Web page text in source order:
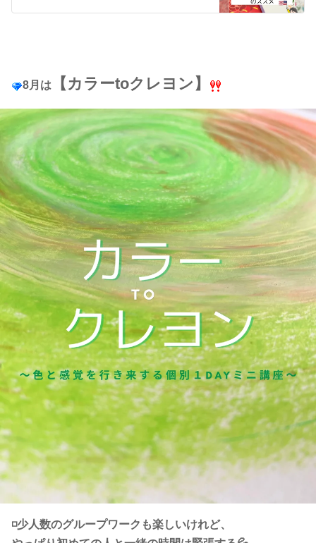
8月は 【カラーtoクレヨン】
◽️少人数のグループワークも楽しいけれど、